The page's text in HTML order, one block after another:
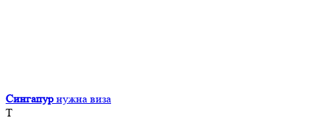
Сингапур нужна виза
Т